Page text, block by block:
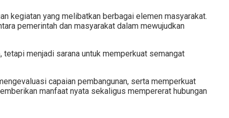
kegiatan yang melibatkan berbagai elemen masyarakat.
pemerintah dan masyarakat dalam mewujudkan
tetapi menjadi sarana untuk memperkuat semangat
capaian pembangunan, serta memperkuat
manfaat nyata sekaligus mempererat hubungan